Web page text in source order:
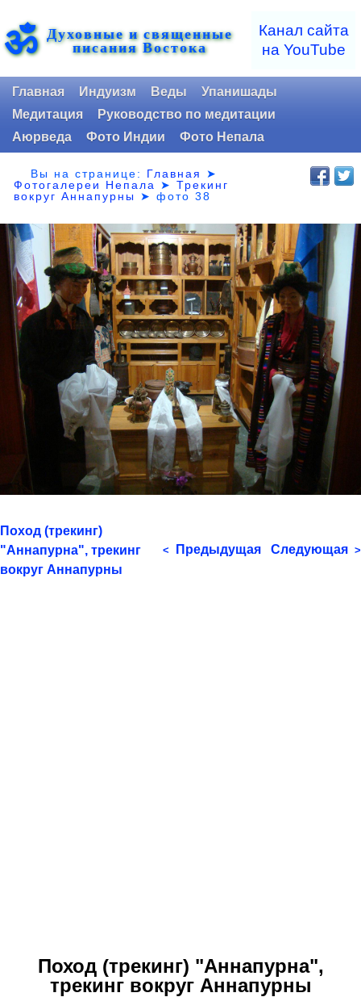
ॐ Духовные и священные
писания Востока
Канал сайта
на YouTube
Главная Индуизм Веды
Упанишады
Медитация
Руководство по медитации
Аюрведа
Фото Индии Фото Непала
Вы на странице: Главная
➤
Фотогалереи Непала
➤Трекинг
вокруг Аннапурны ➤фото 38
Поход (трекинг)
"Аннапурна", трекинг
вокруг Аннапурны
< Предыдущая Следующая >
Поход (трекинг) "Аннапурна",
трекинг вокруг Аннапурны